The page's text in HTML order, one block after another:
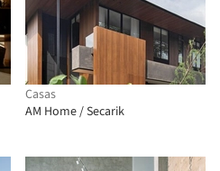
Casas
AM Home / Secarik